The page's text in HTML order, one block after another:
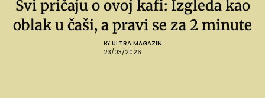
Svi pričaju o ovoj kafi: Izgleda kao
oblak u čaši, a pravi se za 2 minute
BY ULTRA MAGAZIN
23/03/2026